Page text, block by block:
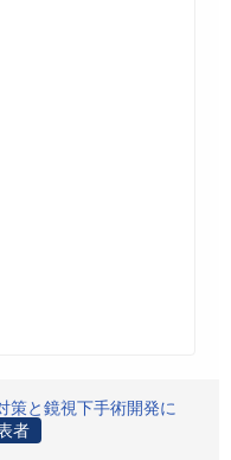
策と鏡視下手術開発に
者